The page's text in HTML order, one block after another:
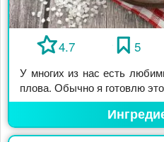
4.7 5
У многих из нас есть
плова. Обычно я готовлю